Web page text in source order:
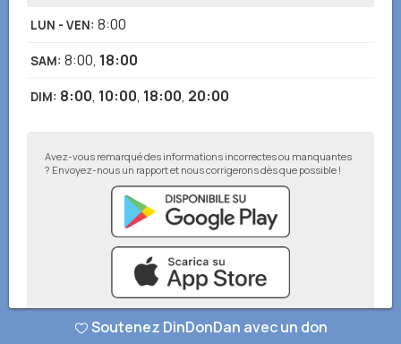
LUN - VEN: 8:00
SAM: 8:00, 18:00
DIM: 8:00, 10:00, 18:00, 20:00
Avez-vous remarqué des informations incorrectes ou manquantes
? Envoyez-nous un rapport et nous corrigerons dès que possible !
Soutenez DinDonDan avec un don